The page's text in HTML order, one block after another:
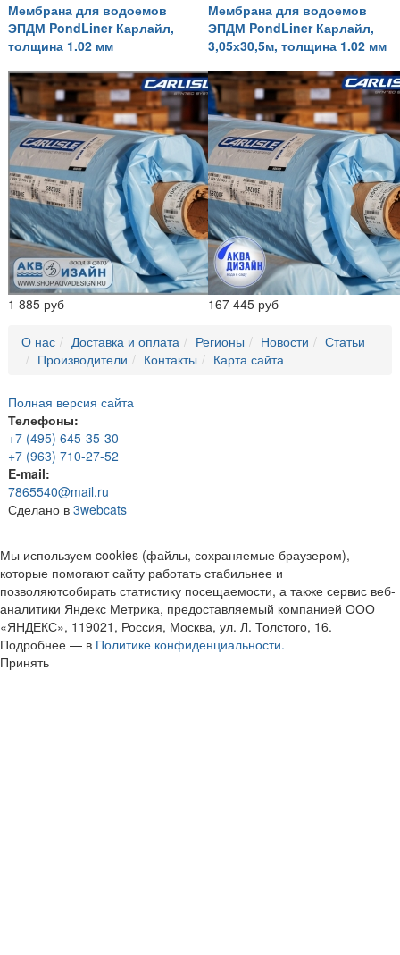
Мембрана для водоемов
ЭПДМ PondLiner Карлайл,
толщина 1.02 мм
1 885 руб
Мембрана для водоемов
ЭПДМ PondLiner Карлайл,
3,05х30,5м, толщина 1.02 мм
167 445 руб
О нас Доставка и оплата Регионы Новости
Статьи
Производители
Контакты Карта сайта
Полная версия сайта
Телефоны:
+7 (495) 645-35-30
+7 (963) 710-27-52
E-mail:
7865540@mail.ru
Сделано в 3webcats
Мы используем cookies (файлы, сохраняемые браузером),
которые помогают сайту работать стабильнее и
позволяютсобирать статистику посещаемости, а также сервис веб-
аналитики Яндекс Метрика, предоставляемый компанией ООО
«ЯНДЕКС», 119021, Россия, Москва, ул. Л. Толстого, 16.
Подробнее — в Политике конфиденциальности.
Принять